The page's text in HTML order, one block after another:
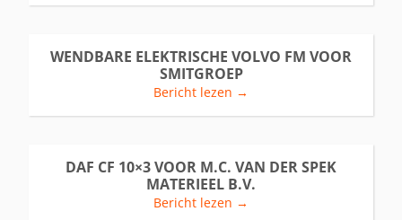
WENDBARE ELEKTRISCHE VOLVO FM VOOR
SMITGROEP
Bericht lezen →
DAF CF 10×3 VOOR M.C. VAN DER SPEK
MATERIEEL B.V.
Bericht lezen →